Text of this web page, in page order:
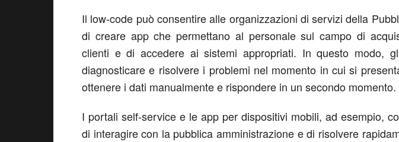
Il low-code può consentire alle organizzazioni di servizi della
di creare app che permettano al personale sul campo di
clienti e di accedere ai sistemi appropriati. In questo modo,
diagnosticare e risolvere i problemi nel momento in cui si
ottenere i dati manualmente e rispondere in un secondo momento.
I portali self-service e le app per dispositivi mobili, ad esempio,
di interagire con la pubblica amministrazione e di risolvere